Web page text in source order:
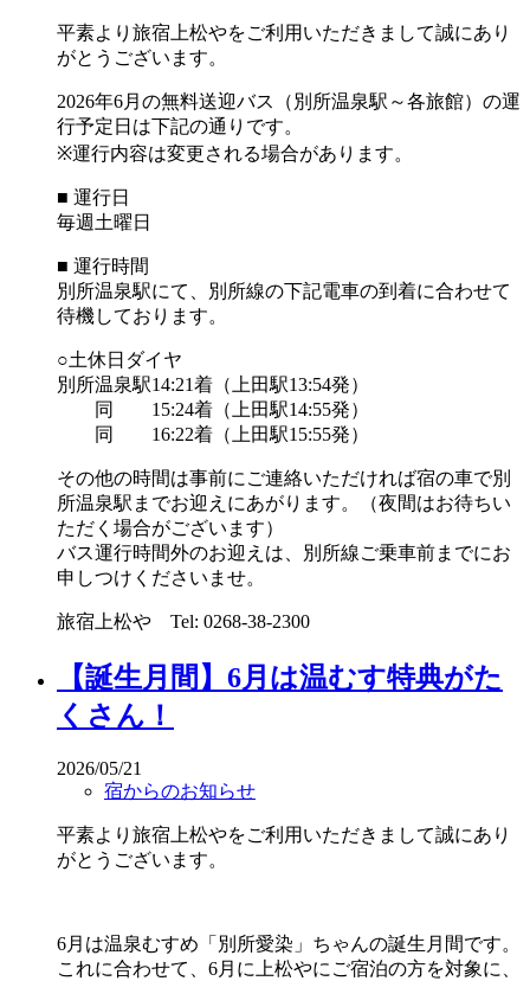
平素より旅宿上松やをご利用いただきまして誠にあり
がとうございます。
2026年6月の無料送迎バス（別所温泉駅～各旅館）の運
行予定日は下記の通りです。
※運行内容は変更される場合があります。
■ 運行日
毎週土曜日
■ 運行時間
別所温泉駅にて、別所線の下記電車の到着に合わせて
待機しております。
○土休日ダイヤ
別所温泉駅14:21着（上田駅13:54発）
同 15:24着（上田駅14:55発）
同 16:22着（上田駅15:55発）
その他の時間は事前にご連絡いただければ宿の車で別
所温泉駅までお迎えにあがります。（夜間はお待ちい
ただく場合がございます）
バス運行時間外のお迎えは、別所線ご乗車前までにお
申しつけくださいませ。
旅宿上松や Tel: 0268-38-2300
【誕生月間】6月は温むす特典がた
くさん！
2026/05/21
宿からのお知らせ
平素より旅宿上松やをご利用いただきまして誠にあり
がとうございます。
6月は温泉むすめ「別所愛染」ちゃんの誕生月間です。
これに合わせて、6月に上松やにご宿泊の方を対象に、